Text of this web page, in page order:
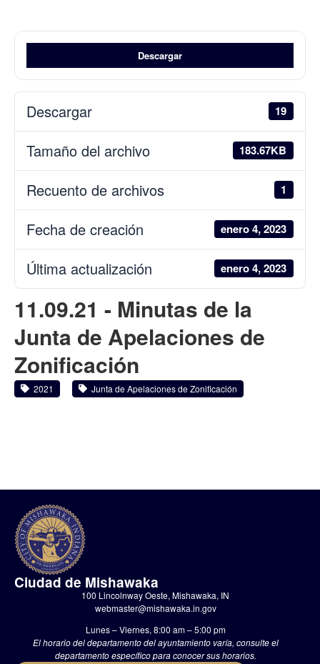
Descargar
Descargar 19
Tamaño del archivo 183.67KB
Recuento de archivos 1
Fecha de creación enero 4, 2023
Última actualización enero 4, 2023
11.09.21 - Minutas de la
Junta de Apelaciones de
Zonificación
2021 Junta de Apelaciones de Zonificación
Ciudad de Mishawaka
100 Lincolnway Oeste, Mishawaka, IN
webmaster@mishawaka.in.gov
Lunes – Viernes, 8:00 am – 5:00 pm
El horario del departamento del ayuntamiento varía, consulte el
departamento específico para conocer sus horarios.